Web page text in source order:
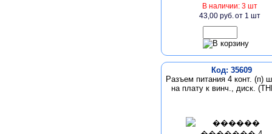
В наличии: 3 шт
43,00 руб.от 1 шт
Код: 35609
Разъем питания 4 конт. (п)
на плату к винч., диск.